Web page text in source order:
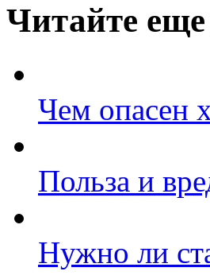
Читайте еще
Чем опасен
Польза и
Нужно ли